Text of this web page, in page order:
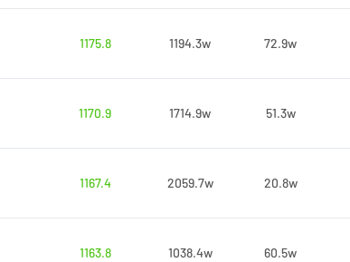
1175.8
1194.3w 72.9w
1170.9
1714.9w 51.3w
1167.4
2059.7w 20.8w
1163.8
1038.4w 60.5w